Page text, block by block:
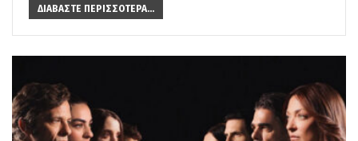
ΔΙΑΒΆΣΤΕ ΠΕΡΙΣΣΌΤΕΡΑ...